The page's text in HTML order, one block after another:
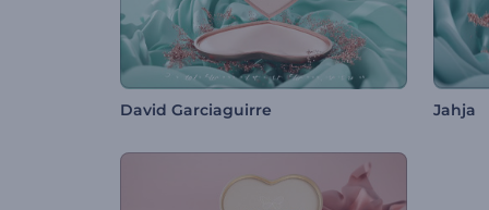
David Garciaguirre Jahja